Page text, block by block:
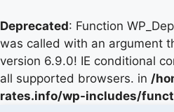
Deprecated: Function
was called with an argument
version 6.9.0! IE conditional
all supported browsers. in /
rates.info/wp-includes/